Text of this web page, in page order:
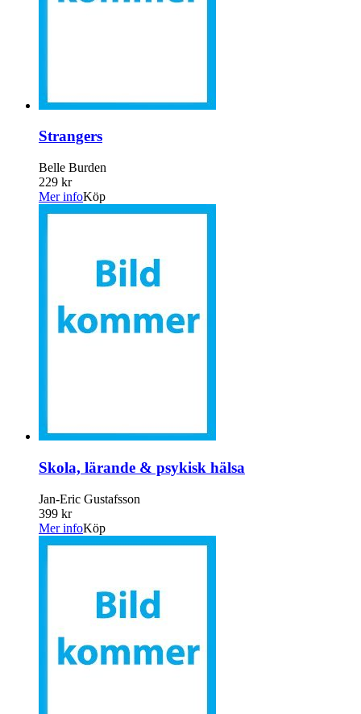
Strangers
Belle Burden
229 kr
Mer infoKöp
Skola, lärande & psykisk hälsa
Jan-Eric Gustafsson
399 kr
Mer infoKöp